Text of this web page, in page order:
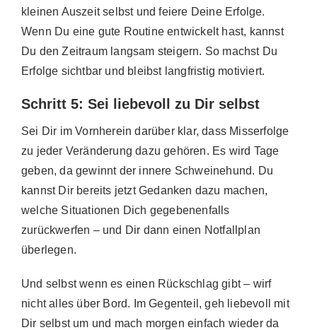
kleinen Auszeit selbst und feiere Deine Erfolge.
Wenn Du eine gute Routine entwickelt hast, kannst
Du den Zeitraum langsam steigern. So machst Du
Erfolge sichtbar und bleibst langfristig motiviert.
Schritt 5: Sei liebevoll zu Dir selbst
Sei Dir im Vornherein darüber klar, dass Misserfolge
zu jeder Veränderung dazu gehören. Es wird Tage
geben, da gewinnt der innere Schweinehund. Du
kannst Dir bereits jetzt Gedanken dazu machen,
welche Situationen Dich gegebenenfalls
zurückwerfen – und Dir dann einen Notfallplan
überlegen.
Und selbst wenn es einen Rückschlag gibt – wirf
nicht alles über Bord. Im Gegenteil, geh liebevoll mit
Dir selbst um und mach morgen einfach wieder da